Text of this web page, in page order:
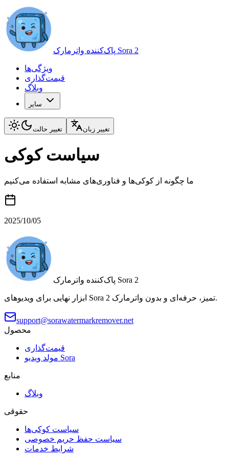
پاک‌کننده واترمارک Sora 2
ویژگی‌ها
قیمت‌گذاری
وبلاگ
سایر
تغییر حالت تغییر زبان
سیاست کوکی
ما چگونه از کوکی‌ها و فناوری‌های مشابه استفاده می‌کنیم
2025/10/05
پاک‌کننده واترمارک Sora 2
ابزار نهایی برای ویدیوهای Sora 2 تمیز، حرفه‌ای و بدون واترمارک.
support@sorawatermarkremover.net
محصول
قیمت‌گذاری
مولد ویدیو Sora
منابع
وبلاگ
حقوقی
سیاست کوکی‌ها
سیاست حفظ حریم خصوصی
شرایط خدمات